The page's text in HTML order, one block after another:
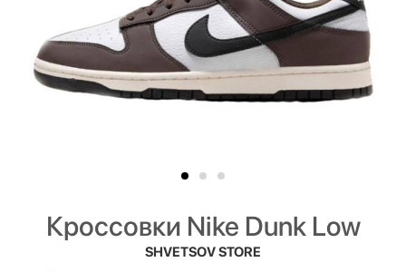
Кроссовки Nike Dunk Low
SHVETSOV STORE